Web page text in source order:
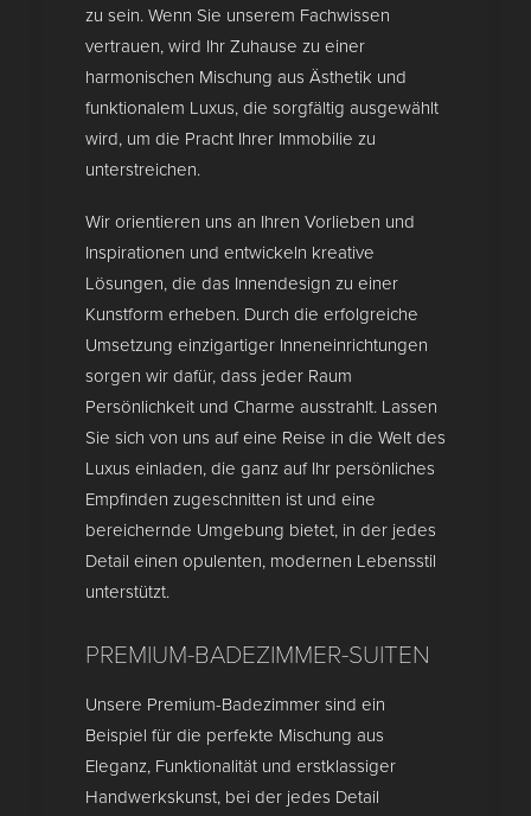
zu sein. Wenn Sie unserem Fachwissen
vertrauen, wird Ihr Zuhause zu einer
harmonischen Mischung aus Ästhetik und
funktionalem Luxus, die sorgfältig ausgewählt
wird, um die Pracht Ihrer Immobilie zu
unterstreichen.
Wir orientieren uns an Ihren Vorlieben und
Inspirationen und entwickeln kreative
Lösungen, die das Innendesign zu einer
Kunstform erheben. Durch die erfolgreiche
Umsetzung einzigartiger Inneneinrichtungen
sorgen wir dafür, dass jeder Raum
Persönlichkeit und Charme ausstrahlt. Lassen
Sie sich von uns auf eine Reise in die Welt des
Luxus einladen, die ganz auf Ihr persönliches
Empfinden zugeschnitten ist und eine
bereichernde Umgebung bietet, in der jedes
Detail einen opulenten, modernen Lebensstil
unterstützt.
PREMIUM-BADEZIMMER-SUITEN
Unsere Premium-Badezimmer sind ein
Beispiel für die perfekte Mischung aus
Eleganz, Funktionalität und erstklassiger
Handwerkskunst, bei der jedes Detail